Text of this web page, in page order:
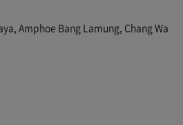
Amphoe Bang Lamung, Chang Wa